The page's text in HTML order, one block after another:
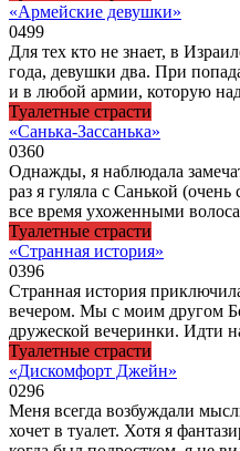
«Армейские девушки»
0499
Для тех кто не знает, в
года, девушки два. При
и в любой армии, которую
Туалетные страсти
«Санька-Зассанька»
0360
Однажды, я наблюдала
раз я гуляла с Санькой
все время ухоженными
Туалетные страсти
«Странная история»
0396
Странная история
вечером. Мы с моим другом
дружеской вечеринки. Идти
Туалетные страсти
«Дискомфорт Джейн»
0296
Меня всегда возбуждали
хочет в туалет. Хотя я